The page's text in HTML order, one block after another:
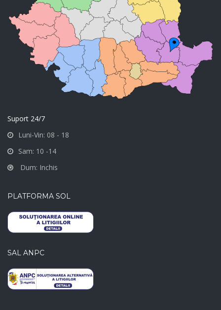
Suport 24/7
Luni-Vin: 08 - 18
Sam: 10 -14
Dum: Inchis
PLATFORMA SOL
SAL ANPC